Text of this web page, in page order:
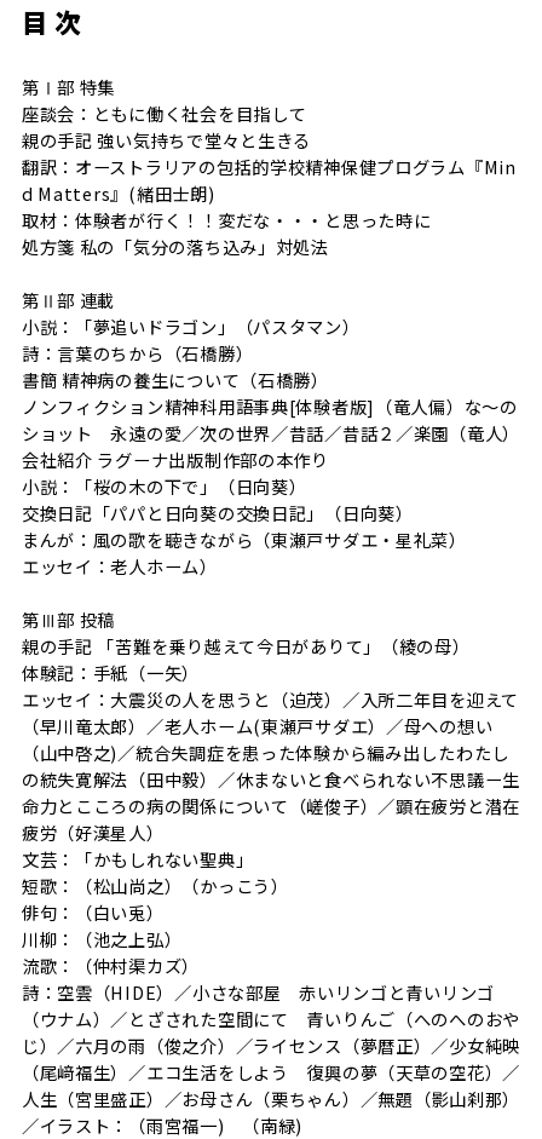
目 次
第Ⅰ部 特集
座談会：ともに働く社会を目指して
親の手記 強い気持ちで堂々と生きる
翻訳：オーストラリアの包括的学校精神保健プログラム『Min
d Matters』(緒田士朗)
取材：体験者が行く！！変だな・・・と思った時に
処方箋 私の「気分の落ち込み」対処法
第Ⅱ部 連載
小説：「夢追いドラゴン」（パスタマン）
詩：言葉のちから（石橋勝）
書簡 精神病の養生について（石橋勝）
ノンフィクション精神科用語事典[体験者版]（竜人偏）な～の
ショット 永遠の愛／次の世界／昔話／昔話２／楽園（竜人）
会社紹介 ラグーナ出版制作部の本作り
小説：「桜の木の下で」（日向葵）
交換日記「パパと日向葵の交換日記」（日向葵）
まんが：風の歌を聴きながら（東瀬戸サダエ・星礼菜）
エッセイ：老人ホーム）
第Ⅲ部 投稿
親の手記 「苦難を乗り越えて今日がありて」（綾の母）
体験記：手紙（一矢）
エッセイ：大震災の人を思うと（迫茂）／入所二年目を迎えて
（早川竜太郎）／老人ホーム(東瀬戸サダエ）／母への想い
（山中啓之)／統合失調症を患った体験から編み出したわたし
の統失寛解法（田中毅）／休まないと食べられない不思議ー生
命力とこころの病の関係について（嵯俊子）／顕在疲労と潜在
疲労（好漢星人）
文芸：「かもしれない聖典」
短歌：（松山尚之）（かっこう）
俳句：（白い兎）
川柳：（池之上弘）
流歌：（仲村渠カズ）
詩：空雲（HIDE）／小さな部屋 赤いリンゴと青いリンゴ
（ウナム）／とざされた空間にて 青いりんご（へのへのおや
じ）／六月の雨（俊之介）／ライセンス（夢暦正）／少女純映
（尾﨑福生）／エコ生活をしよう 復興の夢（天草の空花）／
人生（宮里盛正）／お母さん（栗ちゃん）／無題（影山刹那）
／イラスト：（雨宮福一) （南緑)